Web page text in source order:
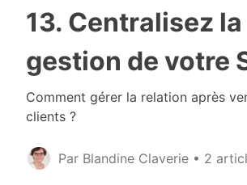
13. Centralisez la
gestion de votre
Comment gérer la relation après
clients ?
Par Blandine Claverie • 2